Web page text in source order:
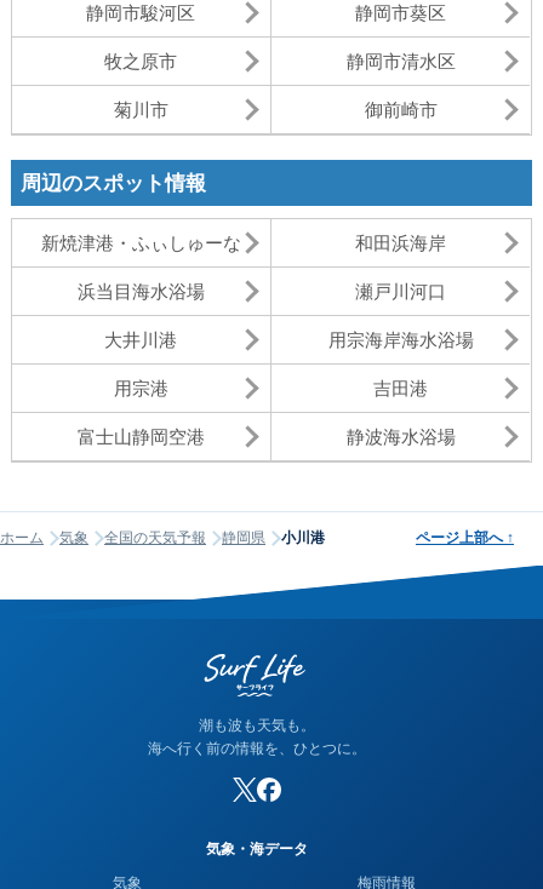
静岡市駿河区 静岡市葵区
牧之原市 静岡市清水区
菊川市 御前崎市
周辺のスポット情報
新焼津港・ふぃしゅーな 和田浜海岸
浜当目海水浴場 瀬戸川河口
大井川港 用宗海岸海水浴場
用宗港 吉田港
富士山静岡空港 静波海水浴場
ホーム 気象 全国の天気予報 静岡県 小川港 ページ上部へ ↑
潮も波も天気も。
海へ行く前の情報を、ひとつに。
気象・海データ
気象
梅雨情報